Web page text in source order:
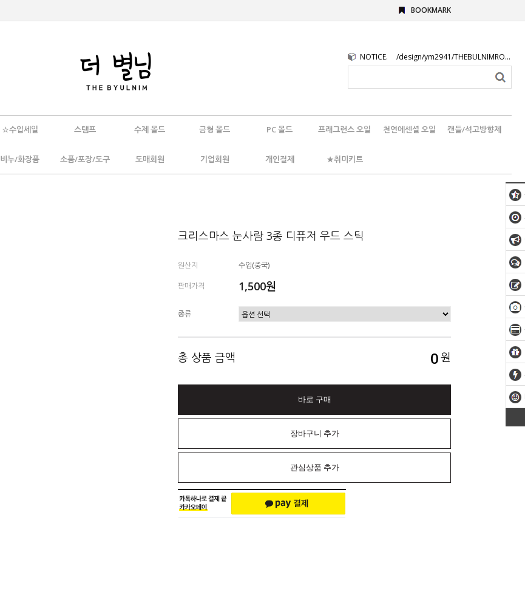
BOOKMARK
NOTICE. /design/ym2941/THEBULNIMROGO.png
☆수입세일 스탬프 수제 몰드 금형 몰드 PC 몰드 프래그런스 오일 천연에센셜 오일 캔들/석고방향제
비누/화장품 소품/포장/도구 도매회원 기업회원 개인결제 ★취미키트
크리스마스 눈사람 3종 디퓨저 우드 스틱
원산지
수입(중국)
판매가격
1,500원
종류
총 상품 금액 0원
바로 구매
장바구니 추가
관심상품 추가